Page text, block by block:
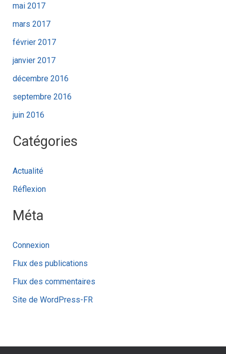
mai 2017
mars 2017
février 2017
janvier 2017
décembre 2016
septembre 2016
juin 2016
Catégories
Actualité
Réflexion
Méta
Connexion
Flux des publications
Flux des commentaires
Site de WordPress-FR